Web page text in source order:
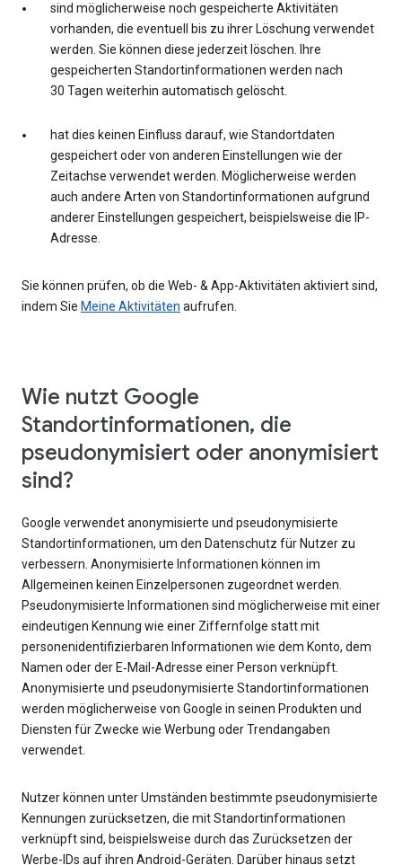
sind möglicherweise noch gespeicherte Aktivitäten
vorhanden, die eventuell bis zu ihrer Löschung verwendet
werden. Sie können diese jederzeit löschen. Ihre
gespeicherten Standortinformationen werden nach
30 Tagen weiterhin automatisch gelöscht.
hat dies keinen Einfluss darauf, wie Standortdaten
gespeichert oder von anderen Einstellungen wie der
Zeitachse verwendet werden. Möglicherweise werden
auch andere Arten von Standortinformationen aufgrund
anderer Einstellungen gespeichert, beispielsweise die IP-
Adresse.
Sie können prüfen, ob die Web- & App-Aktivitäten aktiviert sind,
indem Sie Meine Aktivitäten aufrufen.
Wie nutzt Google
Standortinformationen, die
pseudonymisiert oder anonymisiert
sind?
Google verwendet anonymisierte und pseudonymisierte
Standortinformationen, um den Datenschutz für Nutzer zu
verbessern. Anonymisierte Informationen können im
Allgemeinen keinen Einzelpersonen zugeordnet werden.
Pseudonymisierte Informationen sind möglicherweise mit einer
eindeutigen Kennung wie einer Ziffernfolge statt mit
personenidentifizierbaren Informationen wie dem Konto, dem
Namen oder der E‑Mail-Adresse einer Person verknüpft.
Anonymisierte und pseudonymisierte Standortinformationen
werden möglicherweise von Google in seinen Produkten und
Diensten für Zwecke wie Werbung oder Trendangaben
verwendet.
Nutzer können unter Umständen bestimmte pseudonymisierte
Kennungen zurücksetzen, die mit Standortinformationen
verknüpft sind, beispielsweise durch das Zurücksetzen der
Werbe-IDs auf ihren Android-Geräten. Darüber hinaus setzt